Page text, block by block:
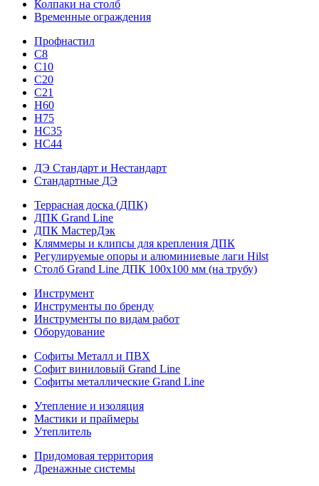
Колпаки на столб
Временные ограждения
Профнастил
С8
С10
С20
С21
H60
H75
HС35
НС44
ДЭ Стандарт и Нестандарт
Стандартные ДЭ
Террасная доска (ДПК)
ДПК Grand Line
ДПК МастерДэк
Кляммеры и клипсы для крепления ДПК
Регулируемые опоры и алюминиевые лаги Hilst
Столб Grand Line ДПК 100х100 мм (на трубу)
Инструмент
Инструменты по бренду
Инструменты по видам работ
Оборудование
Софиты Металл и ПВХ
Софит виниловый Grand Line
Софиты металлические Grand Line
Утепление и изоляция
Мастики и праймеры
Утеплитель
Придомовая территория
Дренажные системы